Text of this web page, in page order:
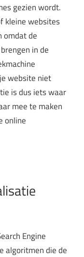
gezien wordt.
kleine websites
omdat de
in de
website niet
is dus iets waar
mee te maken
online
Engine
algoritmen die de